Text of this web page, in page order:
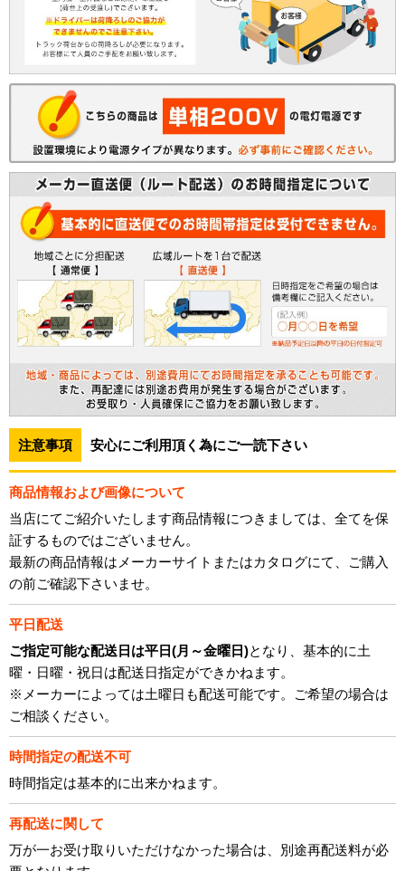
注意事項 安心にご利用頂く為にご一読下さい
商品情報および画像について
当店にてご紹介いたします商品情報につきましては、全てを保
証するものではございません。
最新の商品情報はメーカーサイトまたはカタログにて、ご購入
の前ご確認下さいませ。
平日配送
ご指定可能な配送日は平日(月～金曜日)となり、基本的に土
曜・日曜・祝日は配送日指定ができかねます。
※メーカーによっては土曜日も配送可能です。ご希望の場合は
ご相談ください。
時間指定の配送不可
時間指定は基本的に出来かねます。
再配送に関して
万が一お受け取りいただけなかった場合は、別途再配送料が必